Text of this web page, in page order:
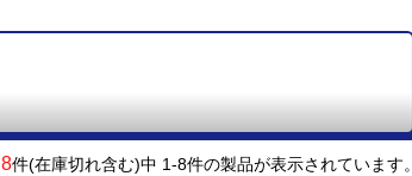
8件(在庫切れ含む)中 1-8件の製品が表示されています。